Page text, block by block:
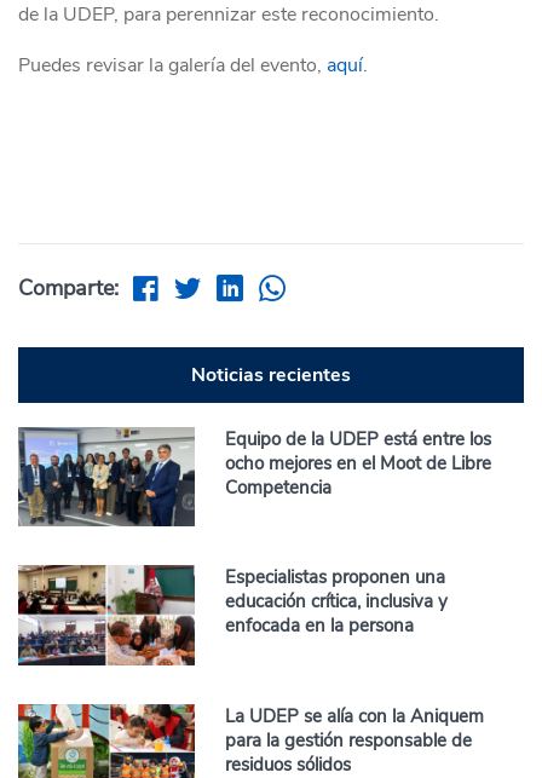
de la UDEP, para perennizar este reconocimiento.
Puedes revisar la galería del evento, aquí.
Comparte:
Noticias recientes
Equipo de la UDEP está entre los
ocho mejores en el Moot de Libre
Competencia
Especialistas proponen una
educación crítica, inclusiva y
enfocada en la persona
La UDEP se alía con la Aniquem
para la gestión responsable de
residuos sólidos